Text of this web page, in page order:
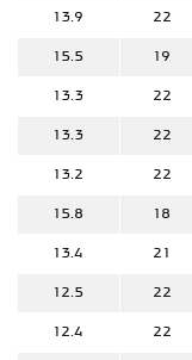
22
13.9
19
15.5
22
13.3
22
13.3
22
13.2
18
15.8
21
13.4
22
12.5
22
12.4